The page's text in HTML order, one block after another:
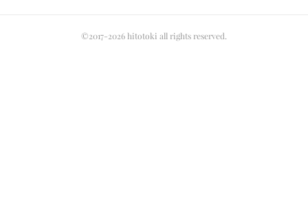
©2017-2026 hitotoki all rights reserved.